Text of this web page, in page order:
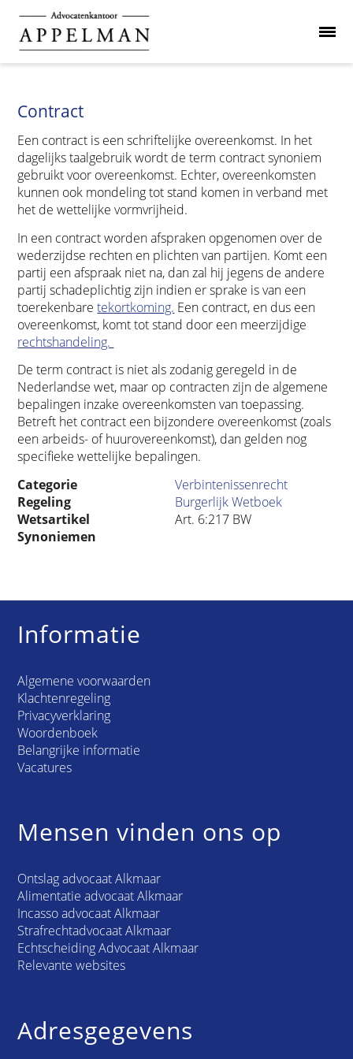
Contract
Een contract is een schriftelijke overeenkomst. In het
dagelijks taalgebruik wordt de term contract synoniem
gebruikt voor overeenkomst. Echter, overeenkomsten
kunnen ook mondeling tot stand komen in verband met
het de wettelijke vormvrijheid.
In een contract worden afspraken opgenomen over de
wederzijdse rechten en plichten van partijen. Komt een
partij een afspraak niet na, dan zal hij jegens de andere
partij schadeplichtig zijn indien er sprake is van een
toerekenbaretekortkoming. Een contract, en dus een
overeenkomst, komt tot stand door een meerzijdige
rechtshandeling.
De term contract is niet als zodanig geregeld in de
Nederlandse wet, maar op contracten zijn de algemene
bepalingen inzake overeenkomsten van toepassing.
Betreft het contract een bijzondere overeenkomst (zoals
een arbeids- of huurovereenkomst), dan gelden nog
specifieke wettelijke bepalingen.
Categorie
Verbintenissenrecht
Regeling
Burgerlijk Wetboek
Wetsartikel
Art. 6:217 BW
Synoniemen
Informatie
Algemene voorwaarden
Klachtenregeling
Privacyverklaring
Woordenboek
Belangrijke informatie
Vacatures
Mensen vinden ons op
Ontslag advocaat Alkmaar
Alimentatie advocaat Alkmaar
Incasso advocaat Alkmaar
Strafrechtadvocaat Alkmaar
Echtscheiding Advocaat Alkmaar
Relevante websites
Adresgegevens